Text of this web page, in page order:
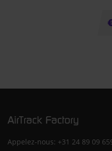
Appelez-nous: +31 24 89 09